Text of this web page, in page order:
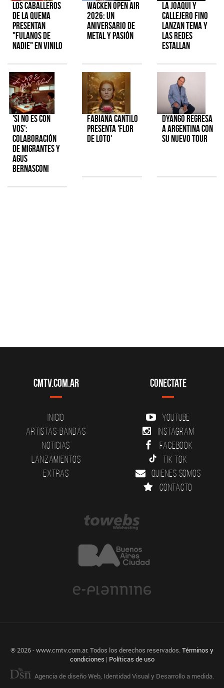
Los Caballeros
de la Quema
presentan
"Fulanos de
Nadie" en vinilo
Wacken Open Air
2026: Un
aniversario de
metal y pasión
La Joaqui y
Callejero Fino
lanzan tema y
las redes
estallan
'Si No Es Con
Vos':
colaboración
de Migrantes y
Agus
Bernasconi
Fabiana Cantilo
presenta 'Flor
de Loto'
Dyango regresa
a Argentina con
su nuevo tour
CMTV.com.ar
Inicio
Artistas-Bandas
Noticias
Lanzamientos
Extras
Conectate
YouTube
Instagram
Facebook
Tik Tok
Quienes somos
Contacto
® 2026 - www.cmtv.com.ar. Todos los derechos reservados.Términos y
condiciones | Políticas de uso
Agencia de diseño Web, Identidad Visual y Desarrollo a medida.